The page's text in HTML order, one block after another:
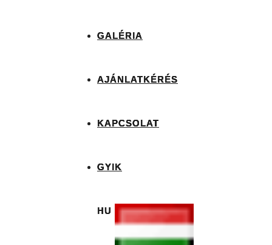
GALÉRIA
AJÁNLATKÉRÉS
KAPCSOLAT
GYIK
HU